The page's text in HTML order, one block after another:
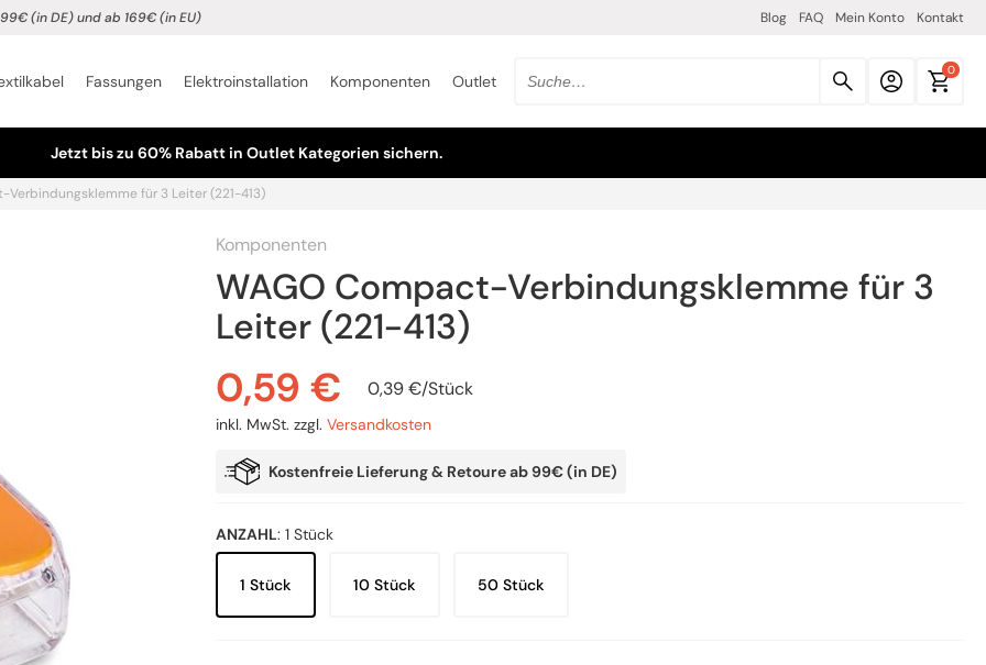
(in DE) und ab 169€ (in EU) Blog FAQ Mein Konto Kontakt
Fassungen Elektroinstallation Komponenten Outlet
Suche
produkten:
0
Jetzt bis zu 60% Rabatt in Outlet Kategorien sichern.
Verbindungsklemme für 3 Leiter (221-413)
Komponenten
WAGO Compact-Verbindungsklemme für 3
Leiter (221-413)
0,59 € 0,39€/Stück
inkl. MwSt. zzgl. Versandkosten
Kostenfreie Lieferung & Retoure ab 99€ (in DE)
ANZAHL: 1 Stück
1 Stück 10 Stück 50 Stück